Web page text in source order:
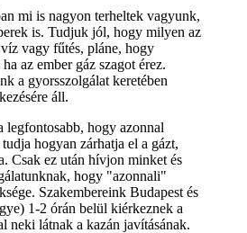
mi is nagyon terheltek vagyunk,
is. Tudjuk jól, hogy milyen az
vagy fűtés, pláne, hogy
az ember gáz szagot érez.
a gyorsszolgálat keretében
áll.
legfontosabb, hogy azonnal
hogyan zárhatja el a gázt,
Csak ez után hívjon minket és
hogy "azonnali"
Szakembereink Budapest és
1-2 órán belül kiérkeznek a
neki látnak a kazán javításának.